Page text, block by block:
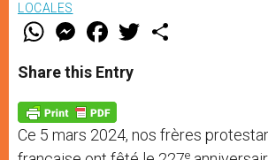
LOCALES
W
t
s
p
p
M
e
s
e
g
e
r
F
a
e
b
o
k
w
Share this Entry
Ce 5 mars 2024, nos frères
e